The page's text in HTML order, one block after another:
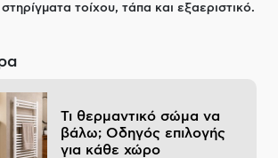
τοίχου, τάπα και εξαεριστικό.
Τι θερμαντικό σώμα να
βάλω; Οδηγός επιλογής
για κάθε χώρο